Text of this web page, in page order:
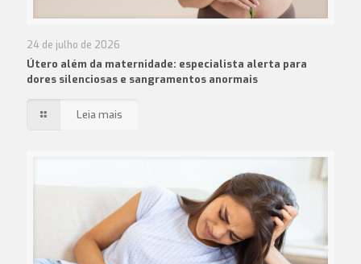
24 de julho de 2026
Útero além da maternidade: especialista alerta para
dores silenciosas e sangramentos anormais
Leia mais